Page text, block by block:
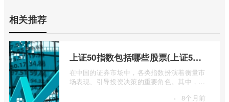
相关推荐
上证50指数包括哪些股票(上证50指数包含哪些股票)
在中国的证券市场中，各类指数扮演着衡量市
场表现、引导投资决策的重要角色。其中，上
· 8个月前